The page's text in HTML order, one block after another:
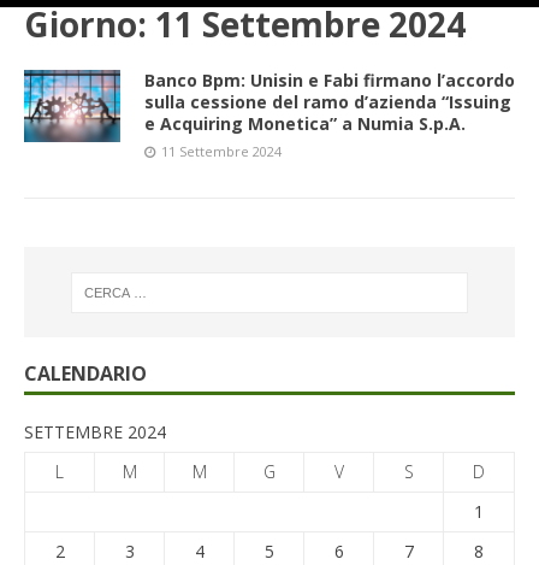
Giorno: 11 Settembre 2024
Banco Bpm: Unisin e Fabi firmano l’accordo
sulla cessione del ramo d’azienda “Issuing
e Acquiring Monetica” a Numia S.p.A.
11 Settembre 2024
CALENDARIO
SETTEMBRE 2024
L
M M G V S
D
1
2
3 4 5 6 7
8